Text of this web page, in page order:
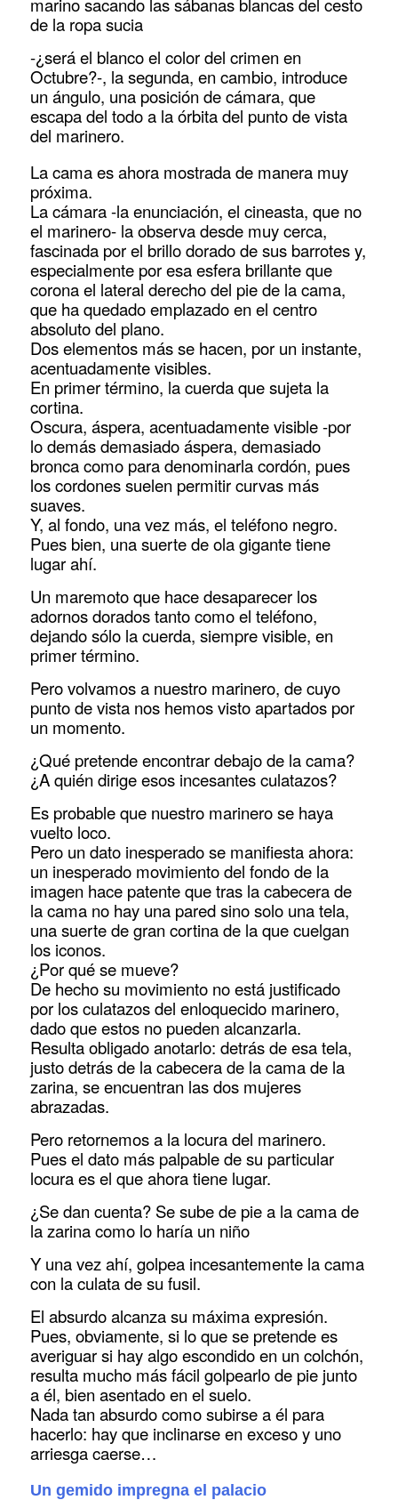
de la ropa sucia
-¿será el blanco el color del crimen en
Octubre?-, la segunda, en cambio, introduce
un ángulo, una posición de cámara, que
escapa del todo a la órbita del punto de vista
del marinero.
La cama es ahora mostrada de manera muy
próxima.
La cámara -la enunciación, el cineasta, que no
el marinero- la observa desde muy cerca,
fascinada por el brillo dorado de sus barrotes y,
especialmente por esa esfera brillante que
corona el lateral derecho del pie de la cama,
que ha quedado emplazado en el centro
absoluto del plano.
Dos elementos más se hacen, por un instante,
acentuadamente visibles.
En primer término, la cuerda que sujeta la
cortina.
Oscura, áspera, acentuadamente visible -por
lo demás demasiado áspera, demasiado
bronca como para denominarla cordón, pues
los cordones suelen permitir curvas más
suaves.
Y, al fondo, una vez más, el teléfono negro.
Pues bien, una suerte de ola gigante tiene
lugar ahí.
Un maremoto que hace desaparecer los
adornos dorados tanto como el teléfono,
dejando sólo la cuerda, siempre visible, en
primer término.
Pero volvamos a nuestro marinero, de cuyo
punto de vista nos hemos visto apartados por
un momento.
¿Qué pretende encontrar debajo de la cama?
¿A quién dirige esos incesantes culatazos?
Es probable que nuestro marinero se haya
vuelto loco.
Pero un dato inesperado se manifiesta ahora:
un inesperado movimiento del fondo de la
imagen hace patente que tras la cabecera de
la cama no hay una pared sino solo una tela,
una suerte de gran cortina de la que cuelgan
los iconos.
¿Por qué se mueve?
De hecho su movimiento no está justificado
por los culatazos del enloquecido marinero,
dado que estos no pueden alcanzarla.
Resulta obligado anotarlo: detrás de esa tela,
justo detrás de la cabecera de la cama de la
zarina, se encuentran las dos mujeres
abrazadas.
Pero retornemos a la locura del marinero.
Pues el dato más palpable de su particular
locura es el que ahora tiene lugar.
¿Se dan cuenta? Se sube de pie a la cama de
la zarina como lo haría un niño
Y una vez ahí, golpea incesantemente la cama
con la culata de su fusil.
El absurdo alcanza su máxima expresión.
Pues, obviamente, si lo que se pretende es
averiguar si hay algo escondido en un colchón,
resulta mucho más fácil golpearlo de pie junto
a él, bien asentado en el suelo.
Nada tan absurdo como subirse a él para
hacerlo: hay que inclinarse en exceso y uno
arriesga caerse…
Un gemido impregna el palacio